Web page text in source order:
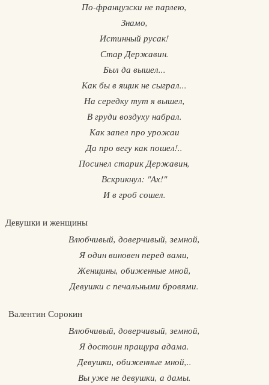
По-французски не парлею,
Знамо,
Истинный русак!
Стар Державин.
Был да вышел...
Как бы в ящик не сыграл...
На середку тут я вышел,
В груди воздуху набрал.
Как запел про урожаи
Да про вегу как пошел!..
Посинел старик Державин,
Вскрикнул: "Ах!"
И в гроб сошел.
Девушки и женщины
Влюбчивый, доверчивый, земной,
Я один виновен перед вами,
Женщины, обиженные мной,
Девушки с печальными бровями.
Валентин Сорокин
Влюбчивый, доверчивый, земной,
Я достоин пращура адама.
Девушки, обиженные мной,..
Вы уже не девушки, а дамы.